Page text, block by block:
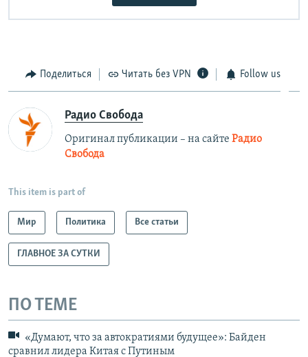
Поделиться Читать без VPN Follow us
Радио Свобода
Оригинал публикации – на сайте Радио
Свобода
This item is part of
Мир Политика Все статьи
ГЛАВНОЕ ЗА СУТКИ
ПО ТЕМЕ
«Думают, что за автократиями будущее»: Байден
сравнил лидера Китая с Путиным